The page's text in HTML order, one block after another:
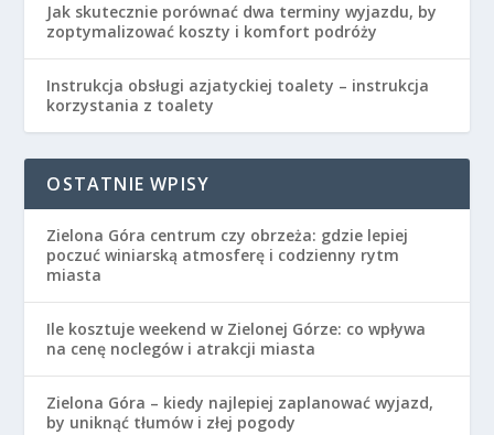
Jak skutecznie porównać dwa terminy wyjazdu, by
zoptymalizować koszty i komfort podróży
Instrukcja obsługi azjatyckiej toalety – instrukcja
korzystania z toalety
OSTATNIE WPISY
Zielona Góra centrum czy obrzeża: gdzie lepiej
poczuć winiarską atmosferę i codzienny rytm
miasta
Ile kosztuje weekend w Zielonej Górze: co wpływa
na cenę noclegów i atrakcji miasta
Zielona Góra – kiedy najlepiej zaplanować wyjazd,
by uniknąć tłumów i złej pogody